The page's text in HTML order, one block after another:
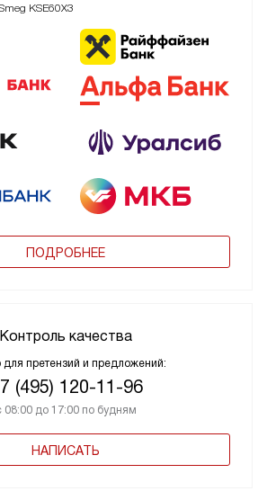
KSE60X3
ПОДРОБНЕЕ
Контроль качества
претензий и предложений:
(495) 120-11-96
08:00 до 17:00 по будням
НАПИСАТЬ